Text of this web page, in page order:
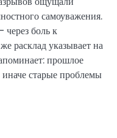
самоуважения.
через боль к
расклад указывает на
прошлое
старые проблемы